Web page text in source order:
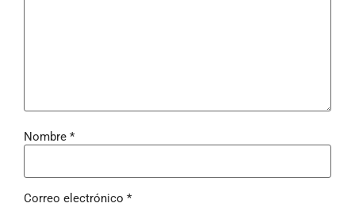
Nombre *
Correo electrónico *